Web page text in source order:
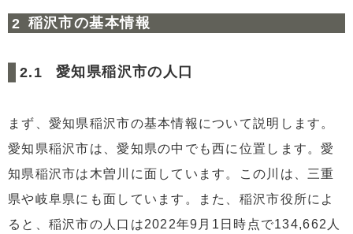
稲沢市の基本情報
愛知県稲沢市の人口
まず、愛知県稲沢市の基本情報について説明します。
愛知県稲沢市は、愛知県の中でも西に位置します。愛
知県稲沢市は木曽川に面しています。この川は、三重
県や岐阜県にも面しています。また、稲沢市役所によ
ると、稲沢市の人口は2022年9月1日時点で134,662人